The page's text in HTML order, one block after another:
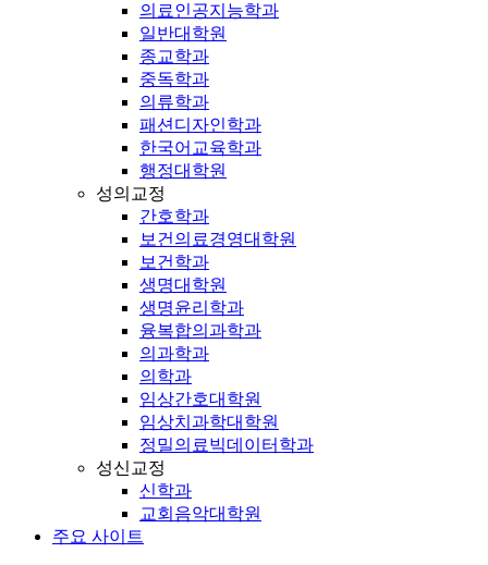
의료인공지능학과
일반대학원
종교학과
중독학과
의류학과
패션디자인학과
한국어교육학과
행정대학원
성의교정
간호학과
보건의료경영대학원
보건학과
생명대학원
생명윤리학과
융복합의과학과
의과학과
의학과
임상간호대학원
임상치과학대학원
정밀의료빅데이터학과
성신교정
신학과
교회음악대학원
주요 사이트